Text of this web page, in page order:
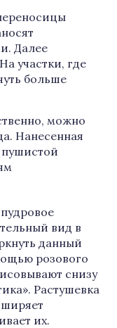
Далее
участки, где
больше
можно
Нанесенная
вид в
данный
розового
снизу
Растушевка
их.